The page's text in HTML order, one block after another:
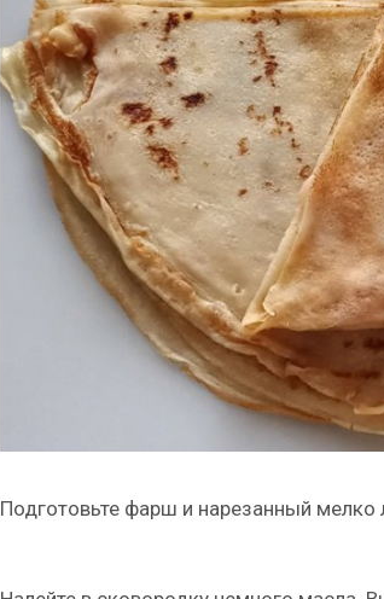
Подготовьте фарш и нарезанный мелко